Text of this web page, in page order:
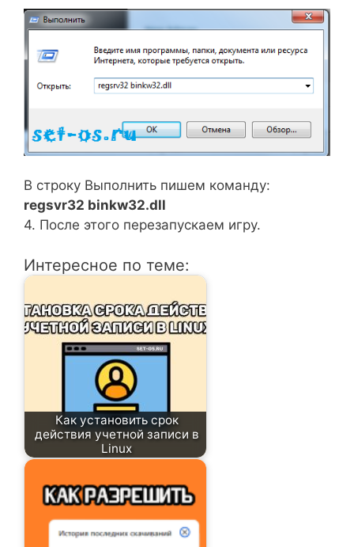
В строку Выполнить пишем команду:
regsvr32 binkw32.dll
4. После этого перезапускаем игру.
Интересное по теме:
Как установить срок
действия учетной записи в
Linux